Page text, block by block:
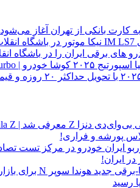
بانکی از تهران آغاز می‌شود
ایران!
رسید